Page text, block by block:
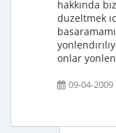
hakkında
duzeltmek
onlar
09-04-2009